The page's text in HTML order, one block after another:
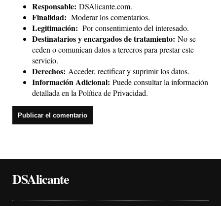
Responsable: DSAlicante.com.
Finalidad: Moderar los comentarios.
Legitimación: Por consentimiento del interesado.
Destinatarios y encargados de tratamiento: No se
ceden o comunican datos a terceros para prestar este
servicio.
Derechos: Acceder, rectificar y suprimir los datos.
Información Adicional: Puede consultar la información
detallada en laPolítica de Privacidad.
DSAlicante